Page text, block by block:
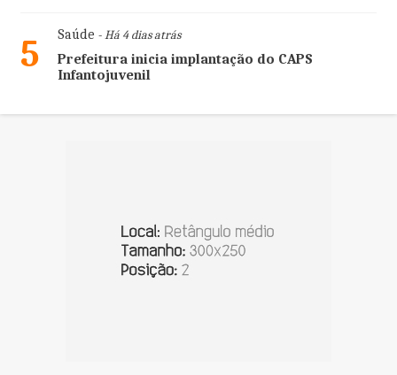
5 Saúde - Há 4 dias atrás
Prefeitura inicia implantação do CAPS
Infantojuvenil